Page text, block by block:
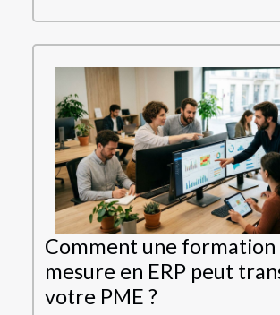
Comment une formation
mesure en ERP peut
votre PME ?